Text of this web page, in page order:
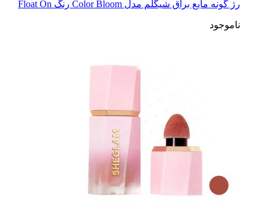
رژ گونه مایع براق شیگلم مدل Color Bloom رنگ Float On
ناموجود